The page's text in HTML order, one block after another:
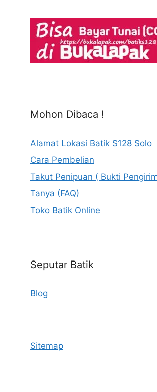
Mohon Dibaca !
Alamat Lokasi Batik S128 Solo
Cara Pembelian
Takut Penipuan ( Bukti
Tanya (FAQ)
Toko Batik Online
Seputar Batik
Blog
Sitemap